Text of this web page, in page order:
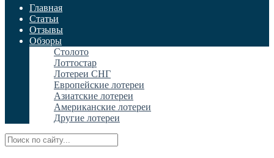
Главная
Статьи
Отзывы
Обзоры
Столото
Лоттостар
Лотереи СНГ
Европейские лотереи
Азиатские лотереи
Американские лотереи
Другие лотереи